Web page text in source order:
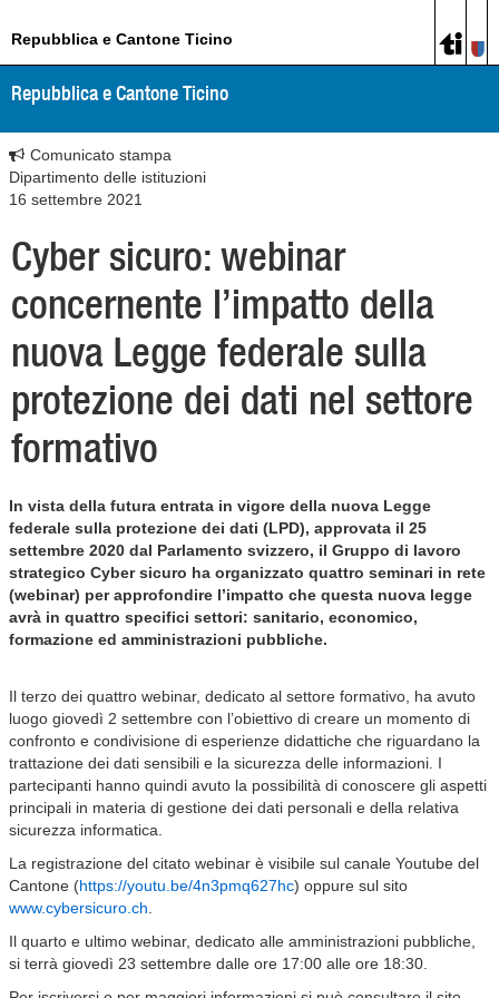
Repubblica e Cantone Ticino
Repubblica e Cantone Ticino
Comunicato stampa
Dipartimento delle istituzioni
16 settembre 2021
Cyber sicuro: webinar
concernente l’impatto della
nuova Legge federale sulla
protezione dei dati nel settore
formativo
In vista della futura entrata in vigore della nuova Legge
federale sulla protezione dei dati (LPD), approvata il 25
settembre 2020 dal Parlamento svizzero, il Gruppo di lavoro
strategico Cyber sicuro ha organizzato quattro seminari in rete
(webinar) per approfondire l’impatto che questa nuova legge
avrà in quattro specifici settori: sanitario, economico,
formazione ed amministrazioni pubbliche.
Il terzo dei quattro webinar, dedicato al settore formativo, ha avuto
luogo giovedì 2 settembre con l’obiettivo di creare un momento di
confronto e condivisione di esperienze didattiche che riguardano la
trattazione dei dati sensibili e la sicurezza delle informazioni. I
partecipanti hanno quindi avuto la possibilità di conoscere gli aspetti
principali in materia di gestione dei dati personali e della relativa
sicurezza informatica.
La registrazione del citato webinar è visibile sul canale Youtube del
Cantone (https://youtu.be/4n3pmq627hc) oppure sul sito
www.cybersicuro.ch
Il quarto e ultimo webinar, dedicato alle amministrazioni pubbliche,
si terrà giovedì 23 settembre dalle ore 17:00 alle ore 18:30.